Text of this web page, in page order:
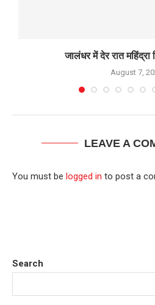
जालंधर में देर रात
August 7,
LEAVE A
You must be logged in to post a
Search